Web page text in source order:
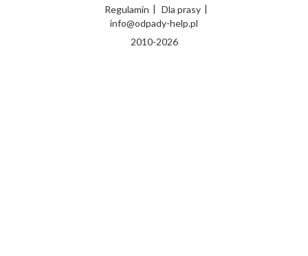
Regulamin | Dla prasy |
info@odpady-help.pl
2010-2026